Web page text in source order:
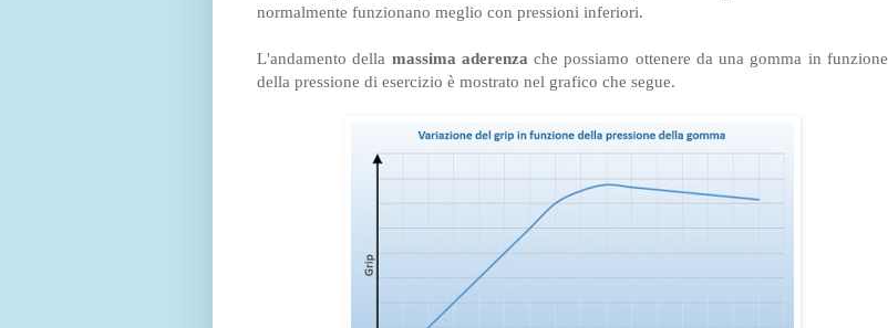
normalmente funzionano meglio con pressioni inferiori.
L'andamento della massima aderenza che possiamo ottenere da una gomma in funzione
della pressione di esercizio è mostrato nel grafico che segue.